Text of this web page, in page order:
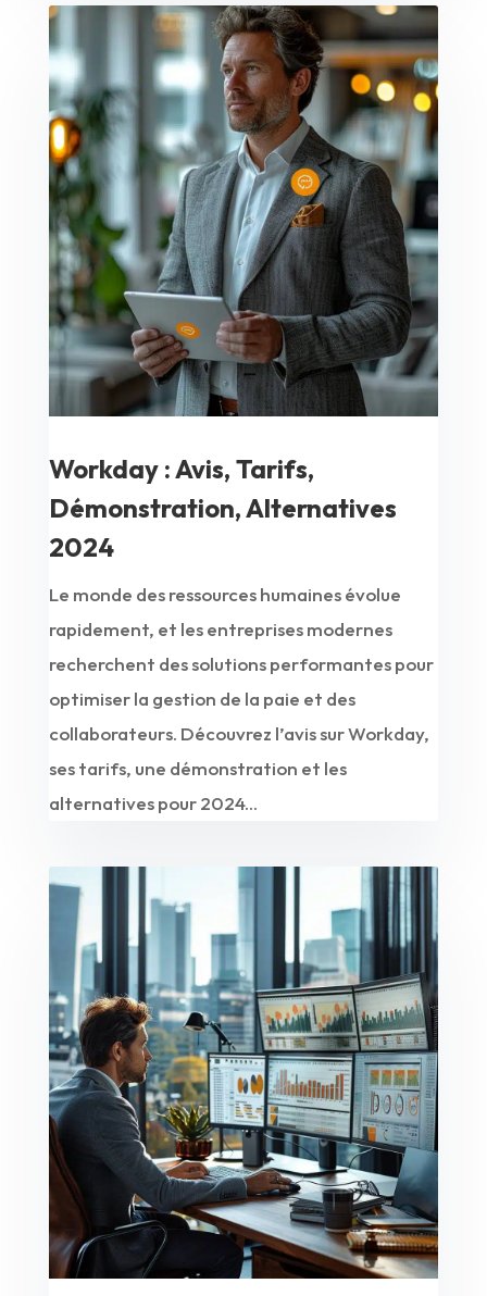
Workday : Avis, Tarifs,
Démonstration, Alternatives
2024
Le monde des ressources humaines évolue
rapidement, et les entreprises modernes
recherchent des solutions performantes pour
optimiser la gestion de la paie et des
collaborateurs. Découvrez l’avis sur Workday,
ses tarifs, une démonstration et les
alternatives pour 2024...